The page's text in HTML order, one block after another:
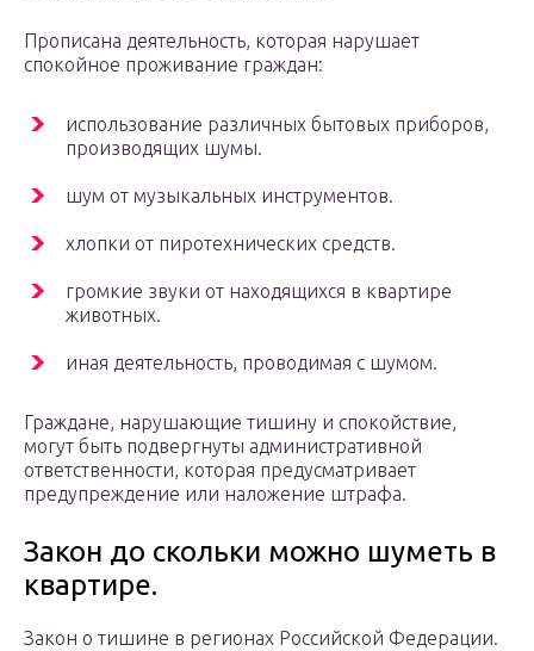
Прописана деятельность, которая нарушает
спокойное проживание граждан:
использование различных бытовых приборов,
производящих шумы.
шум от музыкальных инструментов.
хлопки от пиротехнических средств.
громкие звуки от находящихся в квартире
животных.
иная деятельность, проводимая с шумом.
Граждане, нарушающие тишину и спокойствие,
могут быть подвергнуты административной
ответственности, которая предусматривает
предупреждение или наложение штрафа.
Закон до скольки можно шуметь в
квартире.
Закон о тишине в регионах Российской Федерации.